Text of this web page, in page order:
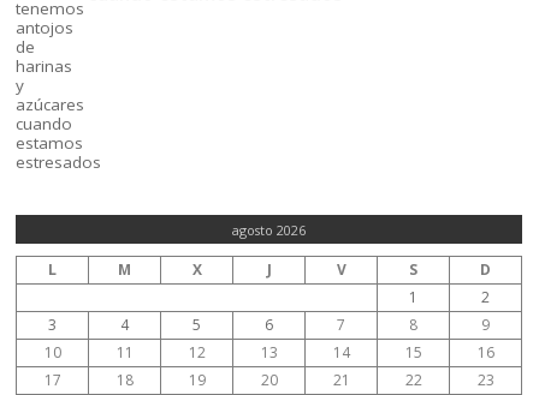
agosto 2026
L M X J V S
D
1
2
3
4 5 6 7 8
9
10
11 12 13 14 15
16
17
18 19 20 21 22 23